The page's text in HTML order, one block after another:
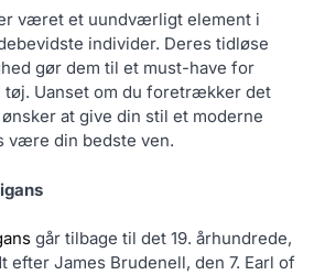
været et uundværligt element i
individer. Deres tidløse
gør dem til et must-have for
tøj. Uanset om du foretrækker det
at give din stil et moderne
være din bedste ven.
går tilbage til det 19. århundrede,
efter James Brudenell, den 7. Earl of